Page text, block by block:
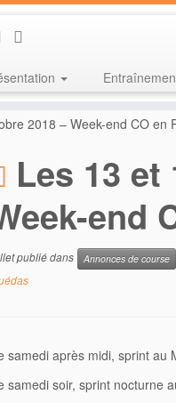
2018 – Week-end CO en
Les 13 et
end
publié dans Annonces de course
samedi après midi, sprint au
samedi soir, sprint nocturne